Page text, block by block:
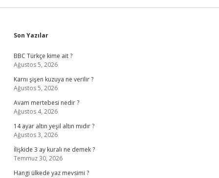
Sidebar
Son Yazılar
BBC Türkçe kime ait ?
Ağustos 5, 2026
Karnı şişen kuzuya ne verilir ?
Ağustos 5, 2026
Avam mertebesi nedir ?
Ağustos 4, 2026
14 ayar altın yeşil altın mıdır ?
Ağustos 3, 2026
İlişkide 3 ay kuralı ne demek ?
Temmuz 30, 2026
Hangi ülkede yaz mevsimi ?